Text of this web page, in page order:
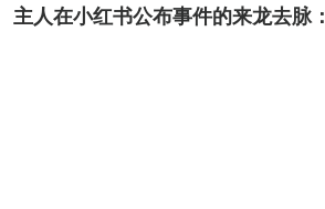
主人在小红书公布事件的来龙去脉：